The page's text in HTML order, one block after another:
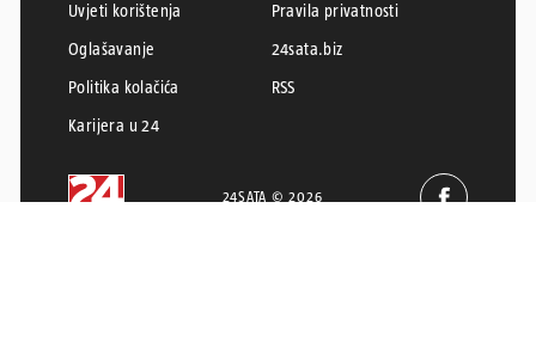
Uvjeti korištenja
Pravila privatnosti
Oglašavanje
24sata.biz
Politika kolačića
RSS
Karijera u 24
24SATA © 2026